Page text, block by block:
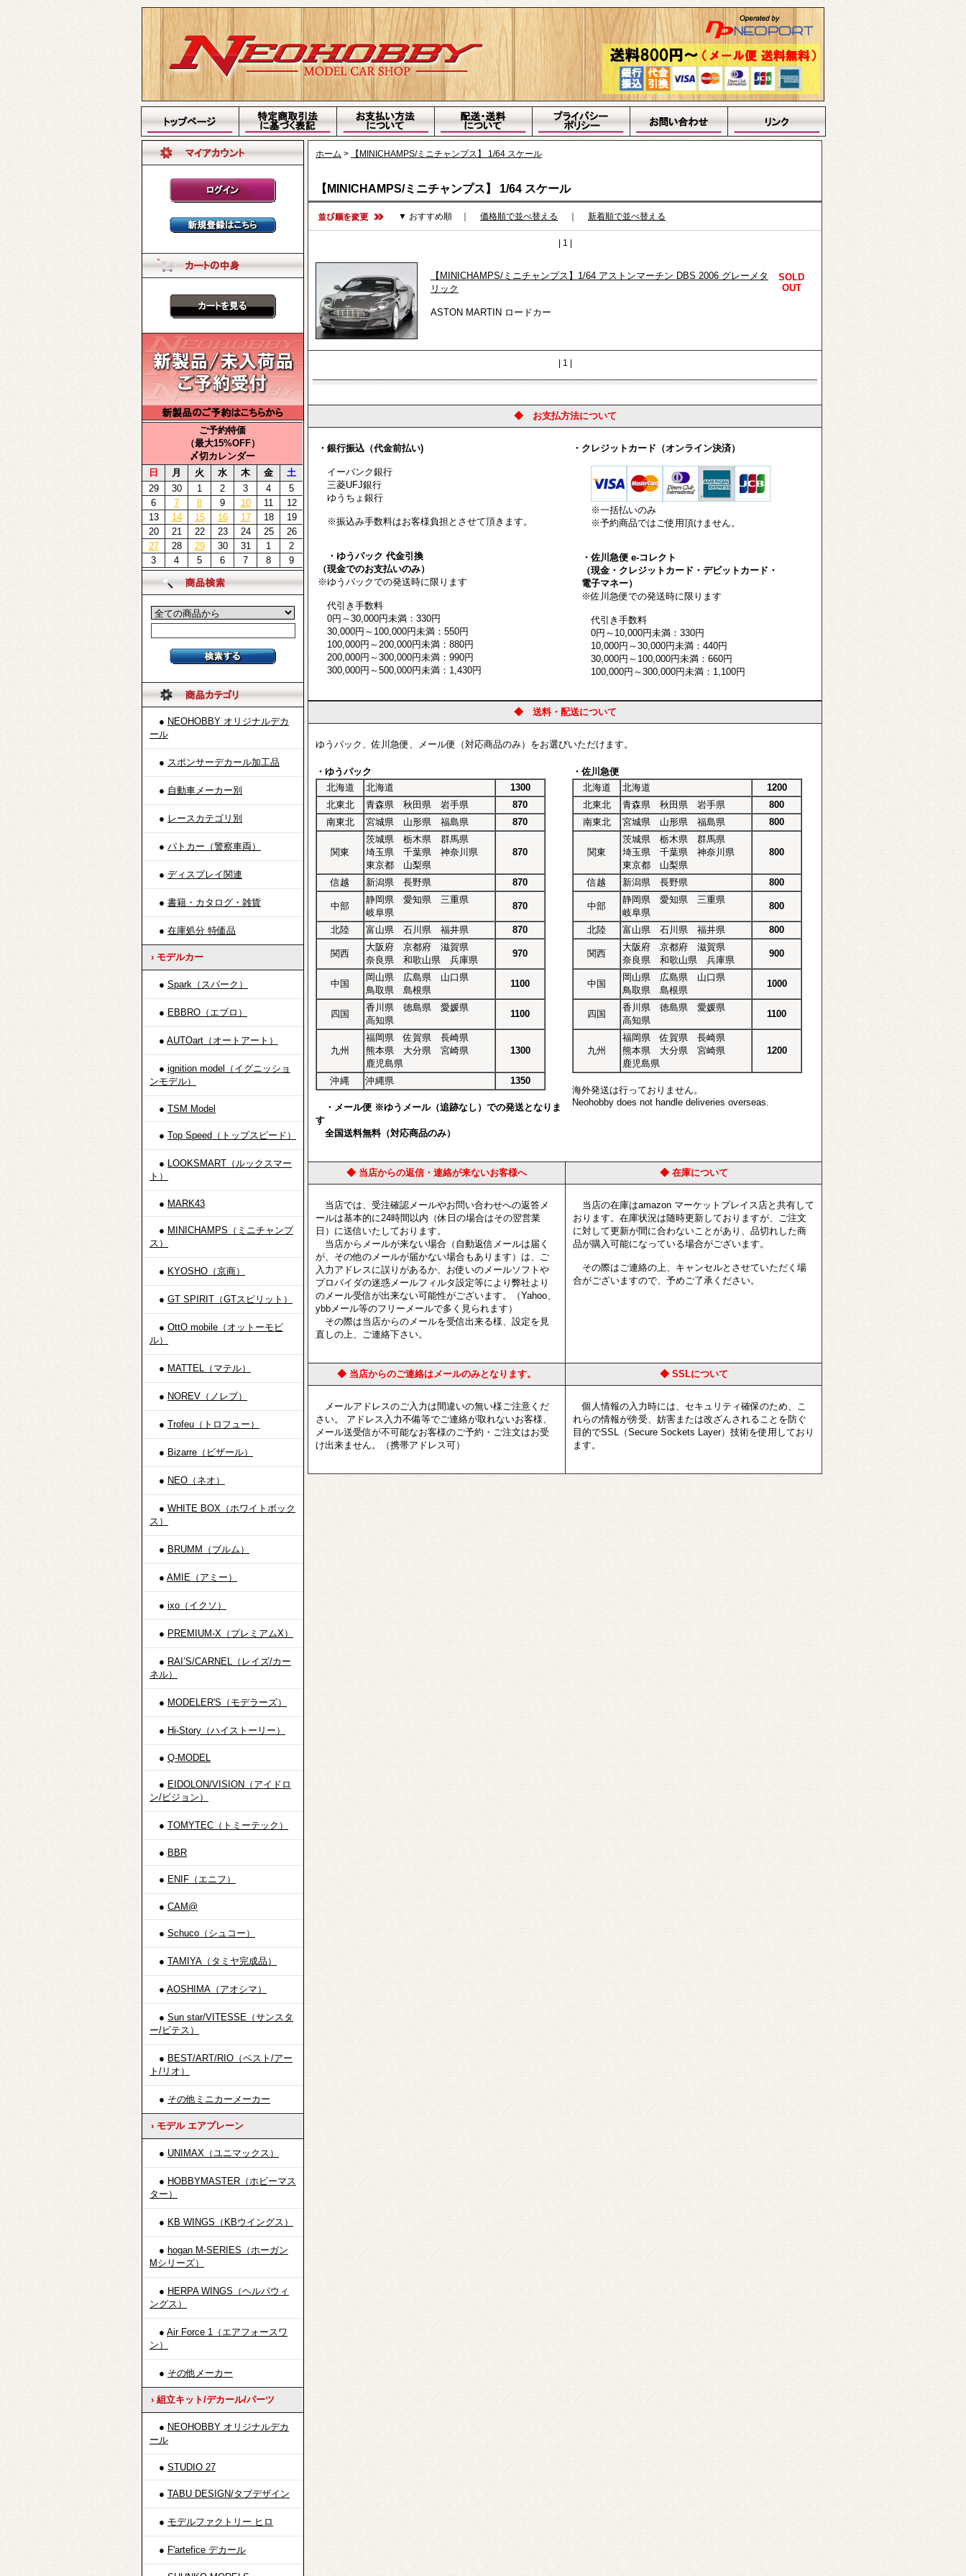
ご予約特価
（最大15%OFF）
〆切カレンダー
日
月 火 水 木 金
土
29
30 1 2 3 4
5
6
7 8 9 10 11
12
13
14 15 16 17 18
19
20
21 22 23 24 25
26
27
28 29 30 31 1
2
3
4 5 6 7 8 9
● NEOHOBBY オリジナルデカ
ール
● スポンサーデカール加工品
● 自動車メーカー別
● レースカテゴリ別
● パトカー（警察車両）
● ディスプレイ関連
● 書籍・カタログ・雑貨
● 在庫処分 特価品
› モデルカー
● Spark（スパーク）
● EBBRO（エブロ）
● AUTOart（オートアート）
● ignition model（イグニッショ
ンモデル）
● TSM Model
● Top Speed（トップスピード）
● LOOKSMART（ルックスマー
ト）
● MARK43
● MINICHAMPS（ミニチャンプ
ス）
● KYOSHO（京商）
● GT SPIRIT（GTスピリット）
● OttO mobile（オットーモビ
ル）
● MATTEL（マテル）
● NOREV（ノレブ）
● Trofeu（トロフュー）
● Bizarre（ビザール）
● NEO（ネオ）
● WHITE BOX（ホワイトボック
ス）
● BRUMM（ブルム）
● AMIE（アミー）
● ixo（イクソ）
● PREMIUM-X（プレミアムX）
● RAI’S/CARNEL（レイズ/カー
ネル）
● MODELER'S（モデラーズ）
● Hi-Story（ハイストーリー）
● Q-MODEL
● EIDOLON/VISION（アイドロ
ン/ビジョン）
● TOMYTEC（トミーテック）
● BBR
● ENIF（エニフ）
● CAM@
● Schuco（シュコー）
● TAMIYA（タミヤ完成品）
● AOSHIMA（アオシマ）
● Sun star/VITESSE（サンスタ
ー/ビテス）
● BEST/ART/RIO（ベスト/アー
ト/リオ）
● その他ミニカーメーカー
› モデル エアプレーン
● UNIMAX（ユニマックス）
● HOBBYMASTER（ホビーマス
ター）
● KB WINGS（KBウイングス）
● hogan M-SERIES（ホーガン
Mシリーズ）
● HERPA WINGS（ヘルパウィ
ングス）
● Air Force 1（エアフォースワ
ン）
● その他メーカー
› 組立キット/デカール/パーツ
● NEOHOBBY オリジナルデカ
ール
● STUDIO 27
● TABU DESIGN/タブデザイン
● モデルファクトリー ヒロ
● F'artefice デカール
ホーム > 【MINICHAMPS/ミニチャンプス】 1/64 スケール
【MINICHAMPS/ミニチャンプス】 1/64 スケール
▼ おすすめ順 価格順で並べ替える 新着順で並べ替える
| 1 |
【MINICHAMPS/ミニチャンプス】1/64 アストンマーチン DBS 2006 グレーメタ
リック
SOLD
OUT
ASTON MARTIN ロードカー
| 1 |
◆ お支払方法について
・銀行振込（代金前払い)
イーバンク銀行
三菱UFJ銀行
ゆうちょ銀行
※振込み手数料はお客様負担とさせて頂きます。
・ゆうパック 代金引換
（現金でのお支払いのみ）
※ゆうパックでの発送時に限ります
代引き手数料
0円～30,000円未満：330円
30,000円～100,000円未満：550円
100,000円～200,000円未満：880円
200,000円～300,000円未満：990円
300,000円～500,000円未満：1,430円
・クレジットカード（オンライン決済）
※一括払いのみ
※予約商品ではご使用頂けません。
・佐川急便 e-コレクト
（現金・クレジットカード・デビットカード・
電子マネー）
※佐川急便での発送時に限ります
代引き手数料
0円～10,000円未満：330円
10,000円～30,000円未満：440円
30,000円～100,000円未満：660円
100,000円～300,000円未満：1,100円
◆ 送料・配送について
ゆうパック、佐川急便、メール便（対応商品のみ）をお選びいただけます。
・ゆうパック
北海道
北海道
1300
北東北
青森県 秋田県 岩手県
870
南東北
宮城県 山形県 福島県 870
関東
茨城県 栃木県 群馬県
埼玉県 千葉県 神奈川県
東京都 山梨県
870
信越 新潟県 長野県 870
中部
静岡県 愛知県 三重県
岐阜県
870
北陸 富山県 石川県 福井県 870
関西
大阪府 京都府 滋賀県
奈良県 和歌山県 兵庫県
970
中国
岡山県 広島県 山口県
鳥取県 島根県
1100
四国
香川県 徳島県 愛媛県
高知県
1100
九州
福岡県 佐賀県 長崎県
熊本県 大分県 宮崎県
鹿児島県
1300
沖縄 沖縄県 1350
・メール便 ※ゆうメール（追跡なし）での発送となりま
す
全国送料無料（対応商品のみ）
・佐川急便
北海道
北海道
1200
北東北
青森県 秋田県 岩手県
800
南東北
宮城県 山形県 福島県 800
関東
茨城県 栃木県 群馬県
埼玉県 千葉県 神奈川県
東京都 山梨県
800
信越 新潟県 長野県 800
中部
静岡県 愛知県 三重県
岐阜県
800
北陸 富山県 石川県 福井県 800
関西
大阪府 京都府 滋賀県
奈良県 和歌山県 兵庫県
900
中国
岡山県 広島県 山口県
鳥取県 島根県
1000
四国
香川県 徳島県 愛媛県
高知県
1100
九州
福岡県 佐賀県 長崎県
熊本県 大分県 宮崎県
鹿児島県
1200
海外発送は行っておりません。
Neohobby does not handle deliveries overseas.
◆ 当店からの返信・連絡が来ないお客様へ ◆ 在庫について
当店では、受注確認メールやお問い合わせへの返答メ
ールは基本的に24時間以内（休日の場合はその翌営業
日）に送信いたしております。
当店からメールが来ない場合（自動返信メールは届く
が、その他のメールが届かない場合もあります）は、ご
入力アドレスに誤りがあるか、お使いのメールソフトや
プロバイダの迷惑メールフィルタ設定等により弊社より
のメール受信が出来ない可能性がございます。（Yahoo、
ybbメール等のフリーメールで多く見られます）
その際は当店からのメールを受信出来る様、設定を見
直しの上、ご連絡下さい。
当店の在庫はamazon マーケットプレイス店と共有して
おります。在庫状況は随時更新しておりますが、ご注文
に対して更新が間に合わないことがあり、品切れした商
品が購入可能になっている場合がございます。
その際はご連絡の上、キャンセルとさせていただく場
合がございますので、予めご了承ください。
◆ 当店からのご連絡はメールのみとなります。 ◆ SSLについて
メールアドレスのご入力は間違いの無い様ご注意くだ
さい。 アドレス入力不備等でご連絡が取れないお客様、
メール送受信が不可能なお客様のご予約・ご注文はお受
け出来ません。（携帯アドレス可）
個人情報の入力時には、セキュリティ確保のため、こ
れらの情報が傍受、妨害または改ざんされることを防ぐ
目的でSSL（Secure Sockets Layer）技術を使用しており
ます。